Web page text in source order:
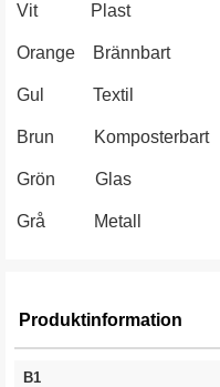
Vit Plast
Orange Brännbart
Gul Textil
Brun Komposterbart
Grön Glas
Grå Metall
Produktinformation
B1